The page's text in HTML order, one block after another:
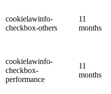
cookielawinfo-
checkbox-others
11
months
cookielawinfo-
checkbox-
performance
11
months